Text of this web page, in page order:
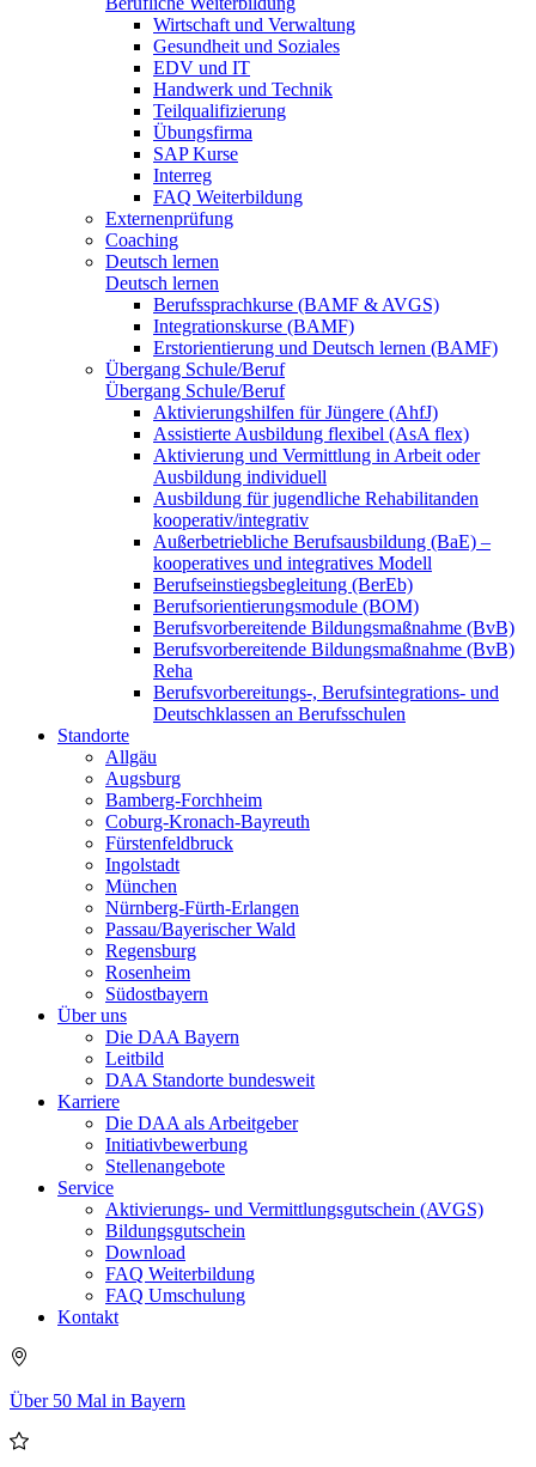
Wirtschaft und Verwaltung
Gesundheit und Soziales
EDV und IT
Handwerk und Technik
Teilqualifizierung
Übungsfirma
SAP Kurse
Interreg
FAQ Weiterbildung
Externenprüfung
Coaching
Deutsch lernen
Deutsch lernen
Berufssprachkurse (BAMF & AVGS)
Integrationskurse (BAMF)
Erstorientierung und Deutsch lernen (BAMF)
Übergang Schule/Beruf
Übergang Schule/Beruf
Aktivierungshilfen für Jüngere (AhfJ)
Assistierte Ausbildung flexibel (AsA flex)
Aktivierung und Vermittlung in Arbeit oder
Ausbildung individuell
Ausbildung für jugendliche Rehabilitanden
kooperativ/integrativ
Außerbetriebliche Berufsausbildung (BaE) –
kooperatives und integratives Modell
Berufseinstiegsbegleitung (BerEb)
Berufsorientierungsmodule (BOM)
Berufsvorbereitende Bildungsmaßnahme (BvB)
Berufsvorbereitende Bildungsmaßnahme (BvB)
Reha
Berufsvorbereitungs-, Berufsintegrations- und
Deutschklassen an Berufsschulen
Standorte
Allgäu
Augsburg
Bamberg-Forchheim
Coburg-Kronach-Bayreuth
Fürstenfeldbruck
Ingolstadt
München
Nürnberg-Fürth-Erlangen
Passau/Bayerischer Wald
Regensburg
Rosenheim
Südostbayern
Über uns
Die DAA Bayern
Leitbild
DAA Standorte bundesweit
Karriere
Die DAA als Arbeitgeber
Initiativbewerbung
Stellenangebote
Service
Aktivierungs- und Vermittlungsgutschein (AVGS)
Bildungsgutschein
Download
FAQ Weiterbildung
FAQ Umschulung
Kontakt
Über 50 Mal in Bayern